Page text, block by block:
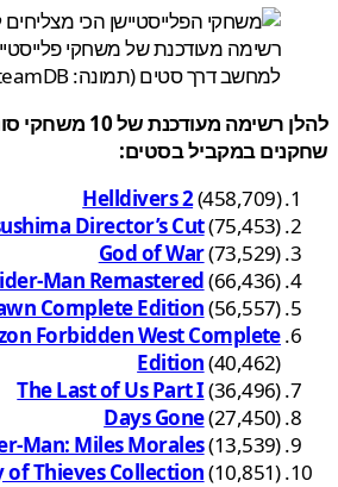
רשימה מעודכנת של משחקי פלייסטיישן
למחשב דרך סטים (תמונה: SteamDB)
להלן רשימה מעודכנת של
במקביל בסטים:
Helldivers 2(458,709)
Tsushima Director’s Cut(75,453)
God of War(73,529)
Spider-Man Remastered(66,436)
Dawn Complete Edition(56,557)
Forbidden West Complete
Edition(40,462)
The Last of Us Part I(36,496)
Days Gone(27,450)
Man: Miles Morales(13,539)
of Thieves Collection(10,851)